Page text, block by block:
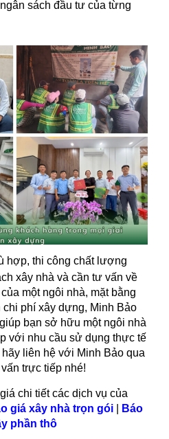
sách đầu tư của từng
hợp, thi công chất lượng
xây nhà và cần tư vấn về
một ngôi nhà, mặt bằng
phí xây dựng, Minh Bảo
bạn sở hữu một ngôi nhà
với nhu cầu sử dụng thực tế
liên hệ với Minh Bảo qua
trực tiếp nhé!
chi tiết các dịch vụ của
giá xây nhà trọn gói
Báo
phần thô